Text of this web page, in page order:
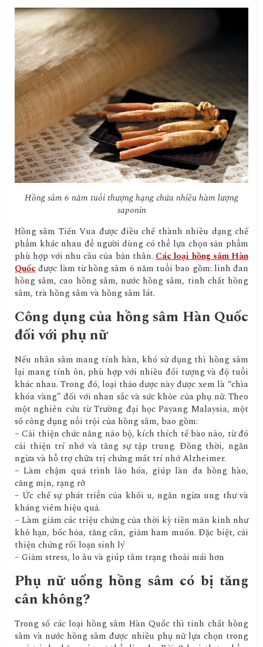
Hồng sâm 6 năm tuổi thượng hạng chứa nhiều hàm lượng
saponin
Hồng sâm Tiến Vua được điều chế thành nhiều dạng chế
phẩm khác nhau để người dùng có thể lựa chọn sản phẩm
phù hợp với nhu cầu của bản thân. Các loại hồng sâm Hàn
Quốcđược làm từ hồng sâm 6 năm tuổi bao gồm: linh đan
hồng sâm, cao hồng sâm, nước hồng sâm, tinh chất hồng
sâm, trà hồng sâm và hồng sâm lát.
Công dụng của hồng sâm Hàn Quốc
đối với phụ nữ
Nếu nhân sâm mang tính hàn, khó sử dụng thì hồng sâm
lại mang tính ôn, phù hợp với nhiều đối tượng và độ tuổi
khác nhau. Trong đó, loại thảo dược này được xem là “chìa
khóa vàng” đối với nhan sắc và sức khỏe của phụ nữ. Theo
một nghiên cứu từ Trường đại học Payang Malaysia, một
số công dụng nổi trội của hồng sâm, bao gồm:
– Cải thiện chức năng não bộ, kích thích tế bào não, từ đó
cải thiện trí nhớ và tăng sự tập trung. Đồng thời, ngăn
ngừa và hỗ trợ chữa trị chứng mất trí nhớ Alzheimer.
– Làm chậm quá trình lão hóa, giúp làn da hồng hào,
căng mịn, rạng rỡ
– Ức chế sự phát triển của khối u, ngăn ngừa ung thư và
kháng viêm hiệu quả.
– Làm giảm các triệu chứng của thời kỳ tiền mãn kinh như
khô hạn, bốc hỏa, tăng cân, giảm ham muốn. Đặc biệt, cải
thiện chứng rối loạn sinh lý
– Giảm stress, lo âu và giúp tâm trạng thoải mái hơn
Phụ nữ uống hồng sâm có bị tăng
cân không?
Trong số các loại hồng sâm Hàn Quốc thì tinh chất hồng
sâm và nước hồng sâm được nhiều phụ nữ lựa chọn trong